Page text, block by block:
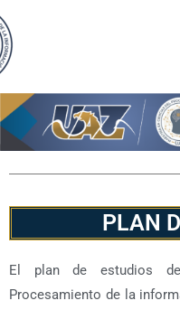
PLAN
El plan de estudios
Procesamiento de la